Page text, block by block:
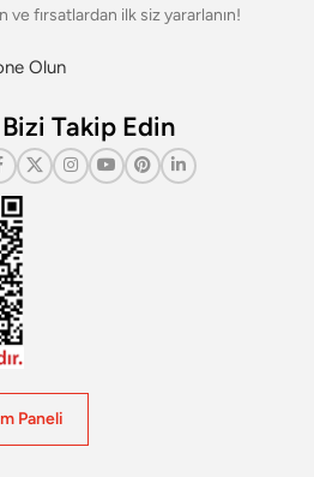
ve fırsatlardan ilk siz yararlanın!
Olun
Bizi Takip Edin
Paneli